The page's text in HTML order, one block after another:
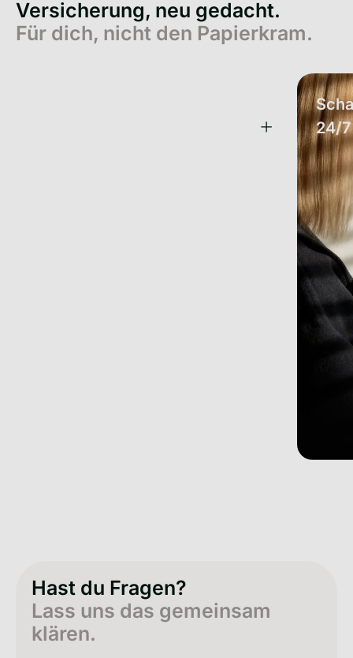
Versicherung, neu gedacht.
Für dich, nicht den Papierkram.
24/7
Hast du Fragen?
Lass uns das gemeinsam
klären.